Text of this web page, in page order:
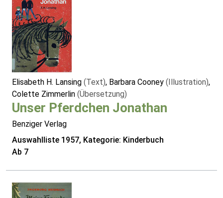
Elisabeth H. Lansing (Text), Barbara Cooney (Illustration),
Colette Zimmerlin (Übersetzung)
Unser Pferdchen Jonathan
Benziger Verlag
Auswahlliste 1957, Kategorie: Kinderbuch
Ab 7